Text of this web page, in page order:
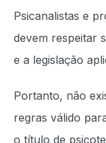
Psicanalistas e
devem respeitar
e a legislação
Portanto, não
regras válido
o título de